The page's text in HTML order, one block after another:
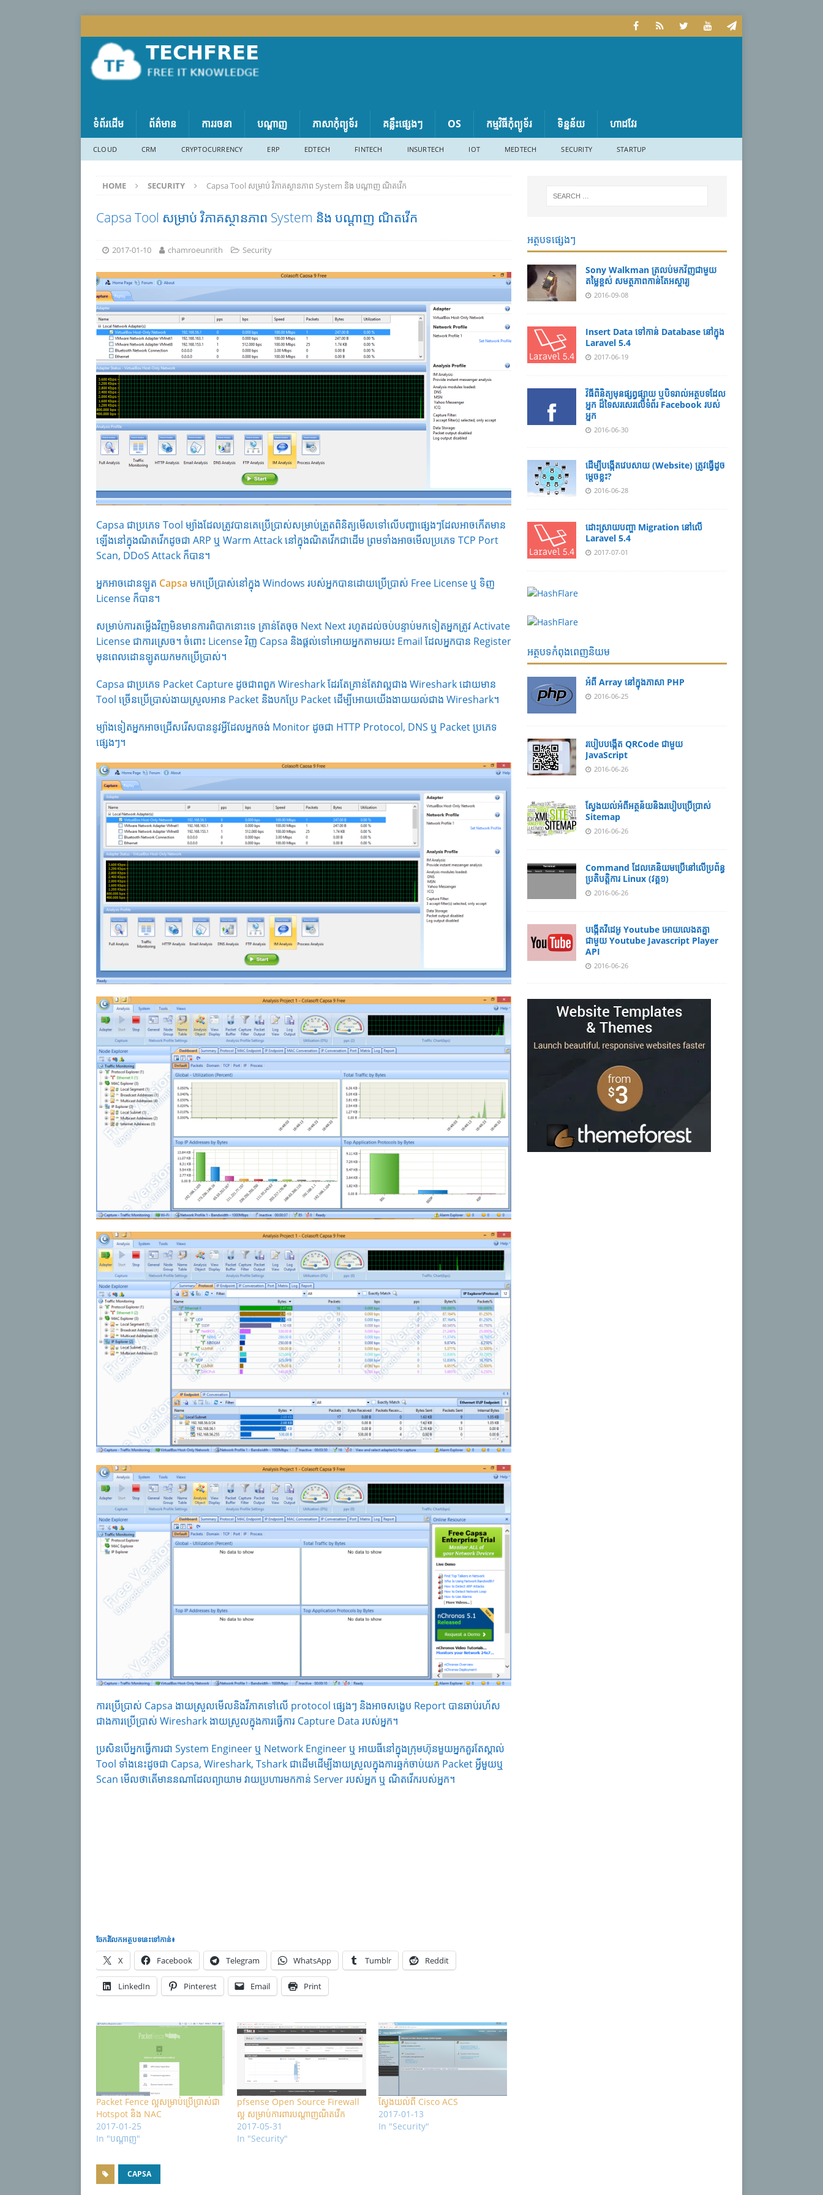
ទំព័រដើម ព័ត៌មាន ការរចនា បណ្តាញ ភាសា​កុំព្យូទ័រ គន្លឹះផ្សេងៗ OS កម្មវិធីកុំព្យូទ័រ ទិន្នន័យ ហាដវែរ
CLOUD CRM CRYPTOCURRENCY ERP EDTECH FINTECH INSURTECH IOT MEDTECH SECURITY STARTUP
HOME SECURITY Capsa Tool សម្រាប់ វិភាគស្ថានភាព System និង បណ្តាញ ណិតវើក
Capsa Tool សម្រាប់ វិភាគស្ថានភាព System និង បណ្តាញ ណិតវើក
2017-01-10 chamroeunrith Security
Capsa ជាប្រភេទ Tool ម្យ៉ាងដែលត្រូវបានគេប្រើប្រាស់សម្រាប់ត្រួតពិនិត្យមើលទៅលើបញ្ហាផ្សេងៗដែលអាចកើតមាន
ឡើងនៅក្នុងណិតវើកដូចជា ARP ឬ Warm Attack នៅក្នុងណិតវើកជាដើម ព្រមទាំងអាចមើលប្រភេទ TCP Port
Scan, DDoS Attack ក៏បាន។
អ្នកអាចដោនឡូត Capsa មកប្រើប្រាស់នៅក្នុង Windows របស់អ្នកបានដោយប្រើប្រាស់ Free License ឬ ទិញ
License ក៏បាន។
សម្រាប់ការតម្លើងវិញមិនមានការពិបាកនោះទេ គ្រាន់តែចុច Next Next រហូតដល់ចប់បន្ទាប់មកទៀតអ្នកត្រូវ Activate
License ជាការស្រេច។ ចំពោះ License វិញ Capsa និងផ្តល់ទៅអោយអ្នកតាមរយះ Email ដែលអ្នកបាន Register
មុនពេលដោនឡូតយកមកប្រើប្រាស់។
Capsa ជាប្រភេទ Packet Capture ដូចជាពពួក Wireshark ដែរតែគ្រាន់តែវាល្អជាង Wireshark ដោយមាន
Tool ច្រើនប្រើប្រាស់ងាយស្រួលអាន Packet និងបកប្រែ Packet ដើម្បីអោយយើងងាយយល់ជាង Wireshark។
ម្យ៉ាងទៀតអ្នកអាចជ្រើសរើសបាននូវអ្វីដែលអ្នកចង់ Monitor ដូចជា HTTP Protocol, DNS ឬ Packet ប្រភេទ
ផ្សេងៗ។
ការប្រើប្រាស់ Capsa ងាយស្រួលមើលនិងវីភាគទៅលើ protocol ផ្សេងៗ និងអាចសង្ខេប Report បានឆាប់រហ័ស
ជាងការប្រើប្រាស់ Wireshark ងាយស្រួលក្នុងការធ្វើការ Capture Data របស់អ្នក។
ប្រសិនបើអ្នកធ្វើការជា System Engineer ឬ Network Engineer ឬ អាយធីនៅក្នុងក្រុមហ៊ុនមួយអ្នកគួរតែស្គាល់
Tool ទាំងនេះដូចជា Capsa, Wireshark, Tshark ជាដើមដើម្បីងាយស្រួលក្នុងការឆ្មក់ចាប់យក Packet អ្វីមួយឬ
Scan មើលថាតើមាននណាដែលព្យាយាម វាយប្រហារមកកាន់ Server របស់អ្នក ឬ ណិតវើករបស់អ្នក។
ចែករំលែក​អត្ថបទនេះទៅកាន់៖
X Facebook Telegram WhatsApp Tumblr Reddit
LinkedIn Pinterest Email Print
Packet Fence ល្អសម្រាប់ប្រើប្រាស់ជា
Hotspot និង​ NAC
2017-01-25
In "បណ្តាញ"
pfsense Open Source Firewall
ល្អ សម្រាប់ការពារបណ្តាញណិតវើក
2017-05-31
In "Security"
ស្វែងយល់ពី Cisco ACS
2017-01-13
In "Security"
CAPSA
អត្ថបទផ្សេងៗ
Sony Walkman ត្រលប់មកវិញជាមួយ
តម្លៃខ្ពស់ សមត្ថភាពកាន់តែអស្ចារ្យ
2016-09-08
Insert Data ទៅកាន់ Database នៅក្នុង
Laravel 5.4
2017-06-19
វិធីពិនិត្យមុនផ្សព្វផ្សាយ ឬបិទរាល់អត្ថបទដែល
អ្នក ដ៏ទៃសរសេរលើទំព័រ Facebook របស់
អ្នក
2016-06-30
ដើម្បី​បង្កើតវេបសាយ (Website) ត្រូវធ្វើដូច
ម្តេចខ្លះ?
2016-06-28
ដោះស្រាយបញ្ហា Migration នៅលើ
Laravel 5.4
2017-07-01
អត្ថបទកំពុងពេញនិយម
អំពី Array នៅ​​ក្នុង​ភា​សា PHP
2016-06-25
របៀប​បង្កើត​ QRCode ជាមួយ
JavaScript
2016-06-26
ស្វែង​យល់​​អំពី​អត្ថន័យ​​និង​របៀប​​ប្រើ​ប្រាស់​
Sitemap
2016-06-26
Command ដែល​​គេ​​និយម​​ប្រើ​​នៅ​លើ​​ប្រព័ន្ធ​​
ប្រតិបត្តិការ​ Linux (វគ្គ១)
2016-06-26
បង្កើតវីដេអូ Youtube អោយ​លេងតគ្នា
ជាមួយ Youtube Javascript Player
API
2016-06-26